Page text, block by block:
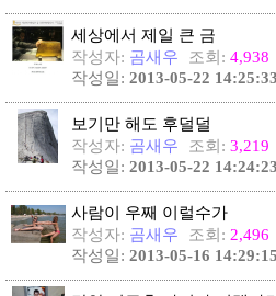
세상에서 제일 큰 금
작성자: 곰새우 조회: 4,938
작성일: 2013-05-22 14:25:33
보기만 해도 후덜덜
작성자: 곰새우 조회: 3,219
작성일: 2013-05-22 14:24:23
사람이 우째 이럴수가
작성자: 곰새우 조회: 2,496
작성일: 2013-05-16 14:29:15